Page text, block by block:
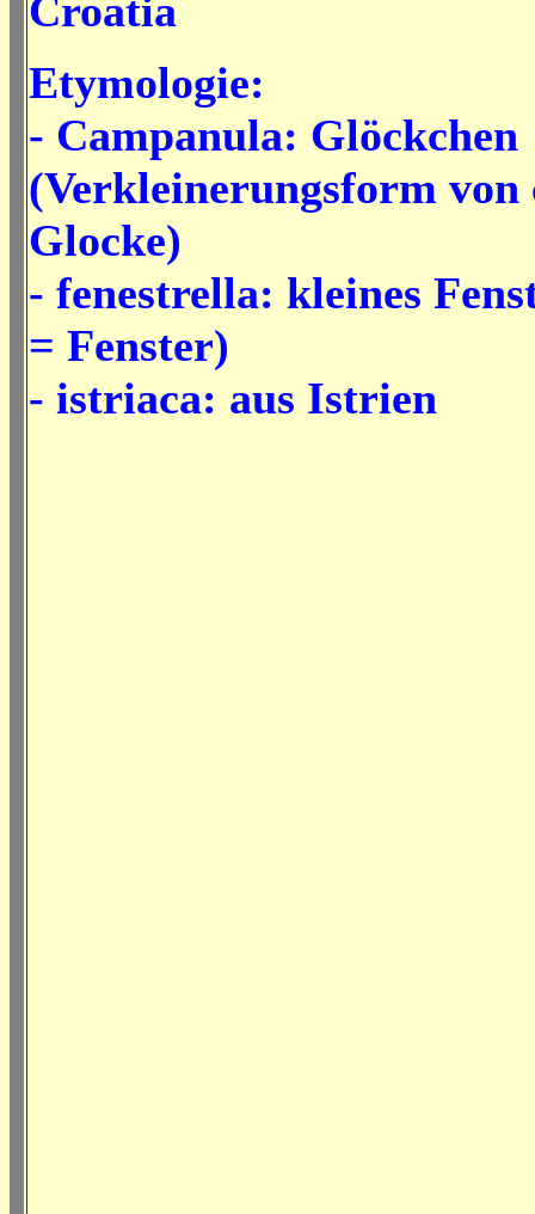
Croatia
Etymologie:
- Campanula: Glöckchen
(Verkleinerungsform von
Glocke)
- fenestrella: kleines
= Fenster)
- istriaca: aus Istrien